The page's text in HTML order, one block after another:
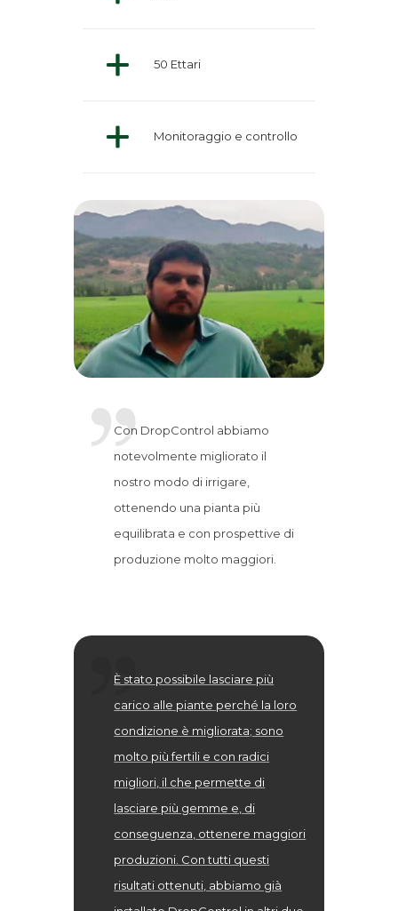
50 Ettari
Monitoraggio e controllo
Con DropControl abbiamo
notevolmente migliorato il
nostro modo di irrigare,
ottenendo una pianta più
equilibrata e con prospettive di
produzione molto maggiori.
È stato possibile lasciare più
carico alle piante perché la loro
condizione è migliorata; sono
molto più fertili e con radici
migliori, il che permette di
lasciare più gemme e, di
conseguenza, ottenere maggiori
produzioni. Con tutti questi
risultati ottenuti, abbiamo già